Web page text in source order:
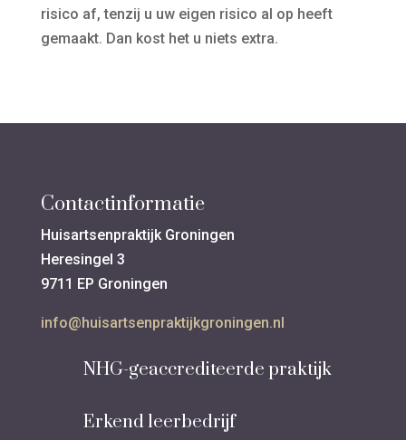
risico af, tenzij u uw eigen risico al op heeft
gemaakt. Dan kost het u niets extra.
Contactinformatie
Huisartsenpraktijk Groningen
Heresingel 3
9711 EP Groningen
info@huisartsenpraktijkgroningen.nl
NHG-geaccrediteerde praktijk
Erkend leerbedrijf